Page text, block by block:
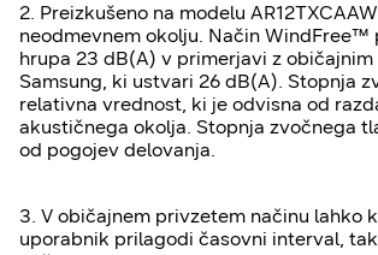
2. Preizkušeno na modelu
neodmevnem okolju. Način WindFree™
hrupa 23 dB(A) v primerjavi z
Samsung, ki ustvari 26 dB(A). Stopnja
relativna vrednost, ki je odvisna od
akustičnega okolja. Stopnja zvočnega
od pogojev delovanja.
3. V običajnem privzetem načinu lahko
uporabnik prilagodi časovni interval,